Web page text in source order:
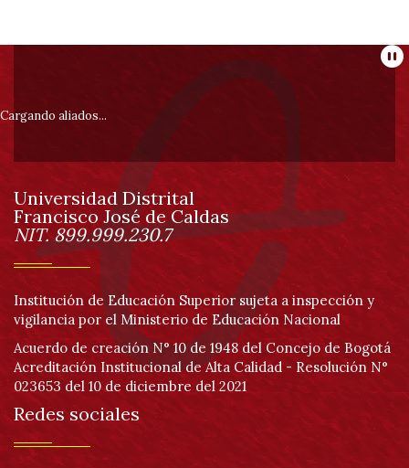
Información
pie
de
página
Cargando aliados...
Información
Universidad Distrital
Francisco José de Caldas
NIT. 899.999.230.7
Institución de Educación Superior sujeta a inspección y
vigilancia por el Ministerio de Educación Nacional
Acuerdo de creación N° 10 de 1948 del Concejo de Bogotá
Acreditación Institucional de Alta Calidad - Resolución N°
023653 del 10 de diciembre del 2021
Redes sociales